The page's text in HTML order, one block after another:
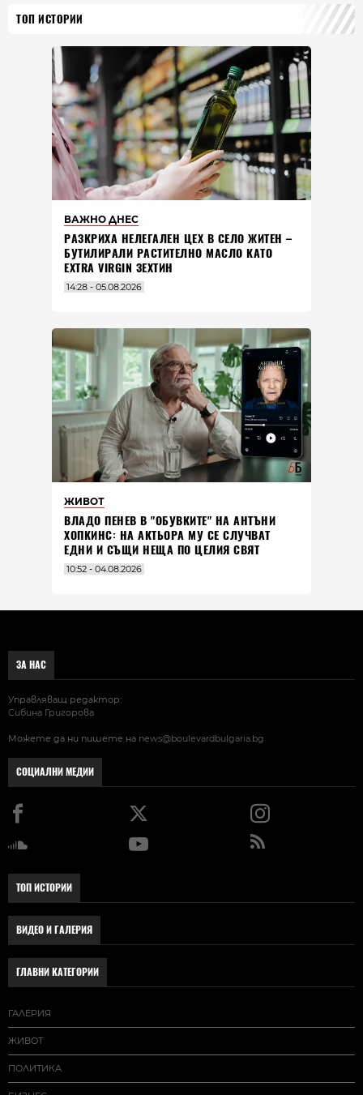
ТОП ИСТОРИИ
ВАЖНО ДНЕС
РАЗКРИХА НЕЛЕГАЛЕН ЦЕХ В СЕЛО ЖИТЕН –
БУТИЛИРАЛИ РАСТИТЕЛНО МАСЛО КАТО
EXTRA VIRGIN ЗЕХТИН
14:28 - 05.08.2026
ЖИВОТ
ВЛАДO ПЕНЕВ В "ОБУВКИТЕ" НА АНТЪНИ
ХОПКИНС: НА АКТЬОРА МУ СЕ СЛУЧВАТ
ЕДНИ И СЪЩИ НЕЩА ПО ЦЕЛИЯ СВЯТ
10:52 - 04.08.2026
ЗА НАС
Управляващ редактор:
Сибина Григорова
Можете да ни пишете на news@boulevardbulgaria.bg
СОЦИАЛНИ МЕДИИ
ТОП ИСТОРИИ
ВИДЕО И ГАЛЕРИЯ
ГЛАВНИ КАТЕГОРИИ
ГАЛЕРИЯ
ЖИВОТ
ПОЛИТИКА